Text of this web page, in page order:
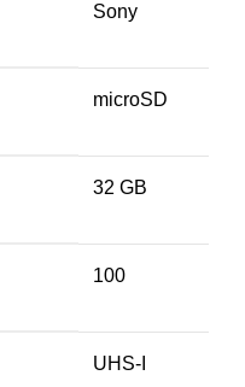
Sony
microSD
32 GB
100
UHS-I